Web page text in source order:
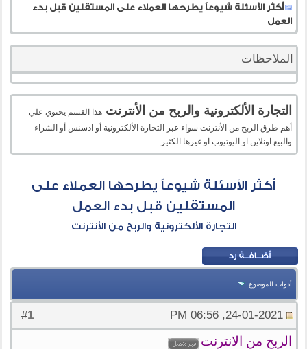
أكثر الأسئلة شيوعاً يطرحها العملاء على المستقلين قبل بدء
العمل
الملاحظات
التجارة الألكترونية والربح من الأنترنت هذا القسم يحتوي علي
أهم طرق الربح من الأنترنت سواء عبر التجارة الألكترونية أو ادسنس أو الشراء
والبيع اونلاين او اليوتيوب او غيرها الكثير..
أكثر الأسئلة شيوعاً يطرحها العملاء على
المستقلين قبل بدء العمل
التجارة الألكترونية والربح من الأنترنت
أدوات الموضوع
#
1 24-01-2021, 06:56 PM
الربح من الانترنت